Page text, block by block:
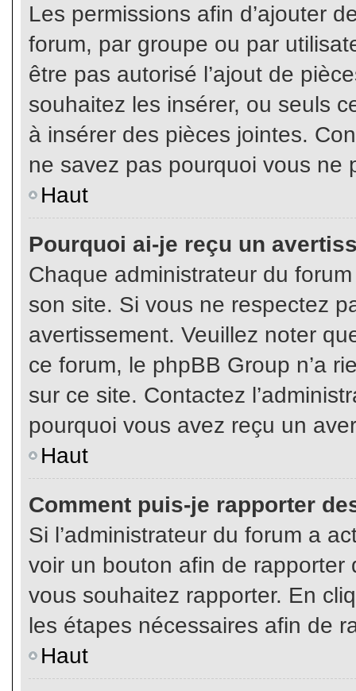
Les permissions afin d’ajouter
forum, par groupe ou par
être pas autorisé l’ajout de
souhaitez les insérer, ou seuls
à insérer des pièces jointes.
ne savez pas pourquoi vous ne
Haut
Pourquoi ai-je reçu un
Chaque administrateur du
son site. Si vous ne respectez
avertissement. Veuillez noter
ce forum, le phpBB Group n’a
sur ce site. Contactez
pourquoi vous avez reçu un
Haut
Comment puis-je rapporter
Si l’administrateur du forum a
voir un bouton afin de
vous souhaitez rapporter. En
les étapes nécessaires afin de
Haut